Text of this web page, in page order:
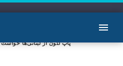
پاپ لئون از لبنانی‌ها